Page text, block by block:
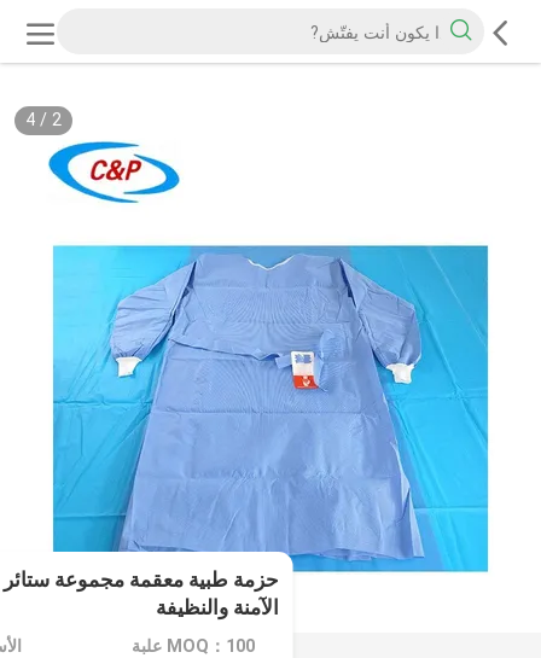
2
/
4
حزمة طبية معقمة مجموعة ستائر
الآمنة والنظيفة
MOQ：100 علبة